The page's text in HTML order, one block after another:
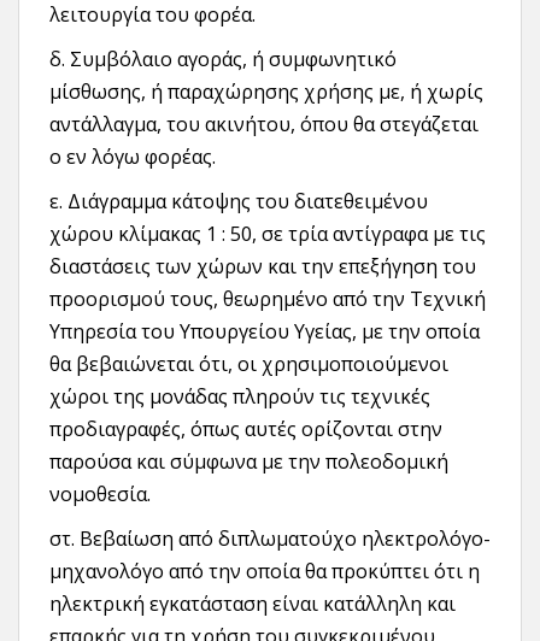
λειτουργία του φορέα.
δ. Συμβόλαιο αγοράς, ή συμφωνητικό
μίσθωσης, ή παραχώρησης χρήσης με, ή χωρίς
αντάλλαγμα, του ακινήτου, όπου θα στεγάζεται
ο εν λόγω φορέας.
ε. Διάγραμμα κάτοψης του διατεθειμένου
χώρου κλίμακας 1 : 50, σε τρία αντίγραφα με τις
διαστάσεις των χώρων και την επεξήγηση του
προορισμού τους, θεωρημένο από την Τεχνική
Υπηρεσία του Υπουργείου Υγείας, με την οποία
θα βεβαιώνεται ότι, οι χρησιμοποιούμενοι
χώροι της μονάδας πληρούν τις τεχνικές
προδιαγραφές, όπως αυτές ορίζονται στην
παρούσα και σύμφωνα με την πολεοδομική
νομοθεσία.
στ. Βεβαίωση από διπλωματούχο ηλεκτρολόγο-
μηχανολόγο από την οποία θα προκύπτει ότι η
ηλεκτρική εγκατάσταση είναι κατάλληλη και